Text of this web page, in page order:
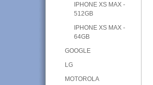
IPHONE XS MAX -
512GB
IPHONE XS MAX -
64GB
GOOGLE
LG
MOTOROLA